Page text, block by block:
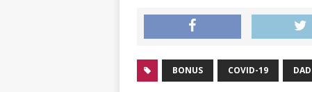
BONUS COVID-19 DAD